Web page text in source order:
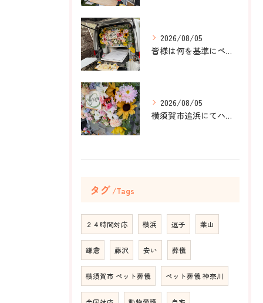
2026/08/05
皆様は何を基準にペット葬儀社を選びますか？
2026/08/05
横須賀市追浜にてハムスターのみかんちゃんのペット火葬のお手伝...
タグ Tags
２４時間対応 横浜 逗子 葉山
鎌倉 藤沢 安い 葬儀
横須賀市 ペット葬儀 ペット葬儀 神奈川